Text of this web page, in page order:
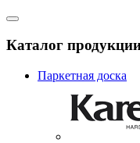
Каталог
Паркетная доска